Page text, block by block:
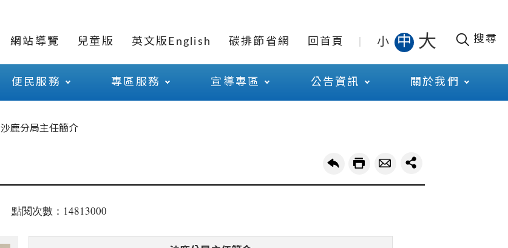
網站導覽 兒童版 英文版English 碳排節省網 回首頁 小 中 大 搜尋
便民服務 專區服務 宣導專區 公告資訊 關於我們
沙鹿分局主任簡介
點閱次數：14813000